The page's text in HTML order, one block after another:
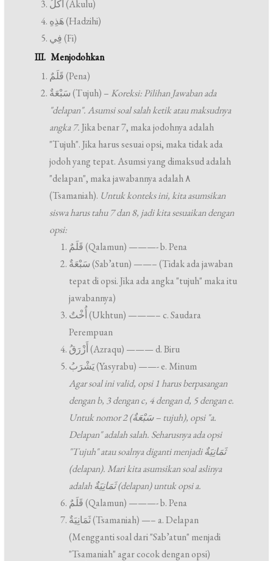
آكُلُ (Akulu)
هَذِهِ (Hadzihi)
فِي (Fi)
III. Menjodohkan
قَلَمٌ (Pena)
سَبْعَةٌ (Tujuh) – Koreksi: Pilihan Jawaban ada
"delapan". Asumsi soal salah ketik atau maksudnya
angka 7.Jika benar 7, maka jodohnya adalah
"Tujuh". Jika harus sesuai opsi, maka tidak ada
jodoh yang tepat. Asumsi yang dimaksud adalah
"delapan", maka jawabannya adalah ٨
(Tsamaniah). Untuk konteks ini, kita asumsikan
siswa harus tahu 7 dan 8, jadi kita sesuaikan dengan
opsi:
قَلَمٌ (Qalamun) ———- b. Pena
سَبْعَةٌ (Sab’atun) ——– (Tidak ada jawaban
tepat di opsi. Jika ada angka "tujuh" maka itu
jawabannya)
أُخْتٌ (Ukhtun) ———– c. Saudara
Perempuan
أَزْرَقُ (Azraqu) ——— d. Biru
يَشْرَبُ (Yasyrabu) ——- e. Minum
Agar soal ini valid, opsi 1 harus berpasangan
dengan b, 3 dengan c, 4 dengan d, 5 dengan e.
Untuk nomor 2 (سَبْعَةٌ – tujuh), opsi "a.
Delapan" adalah salah. Seharusnya ada opsi
"Tujuh" atau soalnya diganti menjadi ثَمَانِيَةٌ
(delapan). Mari kita asumsikan soal aslinya
adalah ثَمَانِيَةٌ (delapan) untuk opsi a.
قَلَمٌ (Qalamun) ———- b. Pena
ثَمَانِيَةٌ (Tsamaniah) —– a. Delapan
(Mengganti soal dari "Sab’atun" menjadi
"Tsamaniah" agar cocok dengan opsi)